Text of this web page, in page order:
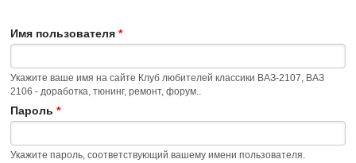
Имя пользователя *
Укажите ваше имя на сайте Клуб любителей классики ВАЗ-2107, ВАЗ
2106 - доработка, тюнинг, ремонт, форум..
Пароль *
Укажите пароль, соответствующий вашему имени пользователя.